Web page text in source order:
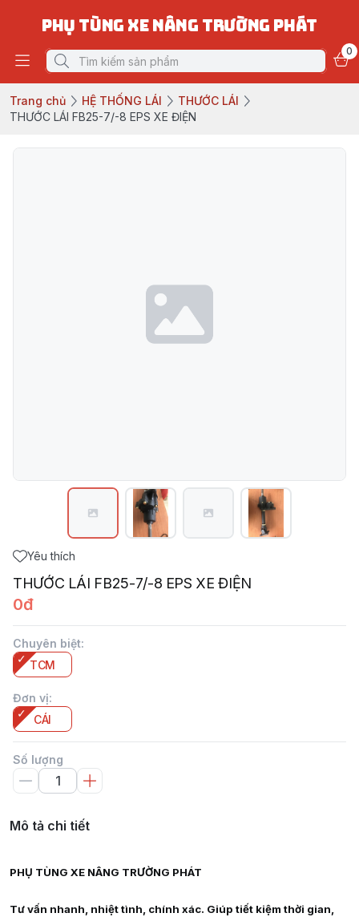
PHỤ TÙNG XE NÂNG TRƯỜNG PHÁT
0
Trang chủ HỆ THỐNG LÁI
THƯỚC LÁI
THƯỚC LÁI FB25-7/-8 EPS XE ĐIỆN
Yêu thích
THƯỚC LÁI FB25-7/-8 EPS XE ĐIỆN
0đ
Chuyên biệt:
TCM
Đơn vị:
CÁI
Số lượng
Mô tả chi tiết
PHỤ TÙNG XE NÂNG TRƯỜNG PHÁT
Tư vấn nhanh, nhiệt tình, chính xác. Giúp tiết kiệm thời gian,